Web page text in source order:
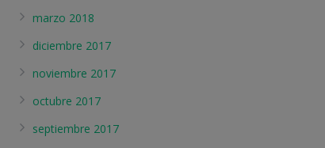
marzo 2018
diciembre 2017
noviembre 2017
octubre 2017
septiembre 2017